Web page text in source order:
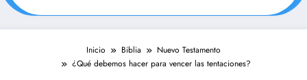
Inicio Biblia
Nuevo Testamento
¿Qué debemos hacer para vencer las tentaciones?